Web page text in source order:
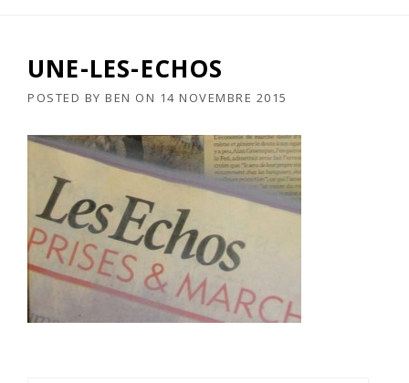
UNE-LES-ECHOS
POSTED BY BEN ON 14 NOVEMBRE 2015